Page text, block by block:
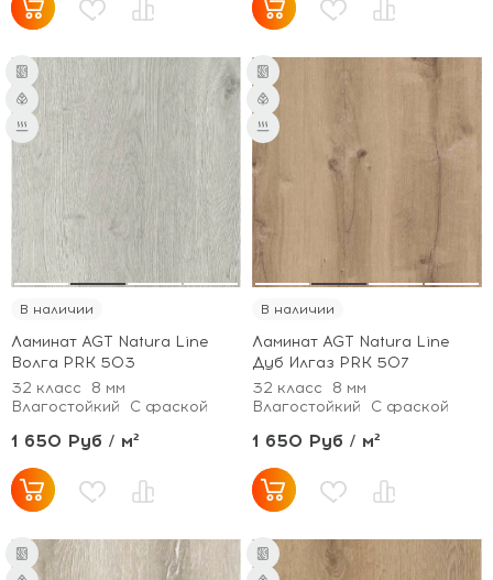
В наличии
Ламинат AGT Natura Line
Волга PRK 503
32 класс
8 мм
Влагостойкий
С фаской
1 650 Руб / м²
В наличии
Ламинат AGT Natura Line
Дуб Илгаз PRK 507
32 класс
8 мм
Влагостойкий
С фаской
1 650 Руб / м²